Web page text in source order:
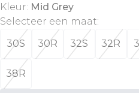
Kleur: Mid Grey
Selecteer een maat:
30S
30R 32S 32R
38R